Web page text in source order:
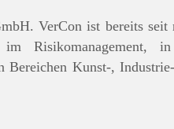
VerCon ist bereits seit
Risikomanagement,
Bereichen Kunst-,